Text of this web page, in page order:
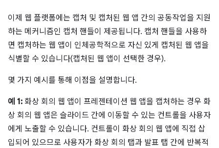
이제 웹 플랫폼에는 캡처 및 캡처된 웹 앱 간의 공동작업을 지원
하는 메커니즘인 캡처 핸들이 제공됩니다. 캡처 핸들을 사용하
면 캡처하는 웹 앱이 인체공학적으로 자신 있게 캡처된 웹 앱을
식별할 수 있습니다(캡처된 웹 앱이 선택한 경우).
몇 가지 예시를 통해 이점을 설명합니다.
예 1: 화상 회의 웹 앱이 프레젠테이션 웹 앱을 캡처하는 경우 화
상 회의 웹 앱은 슬라이드 간에 이동할 수 있는 컨트롤을 사용자
에게 노출할 수 있습니다. 컨트롤이 화상 회의 웹 앱에 직접 삽
입되어 있으므로 사용자가 화상 회의 탭과 발표 탭 간에 반복적